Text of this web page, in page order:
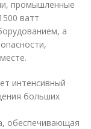
промышленные
ватт
а
интенсивный
больших
обеспечивающая